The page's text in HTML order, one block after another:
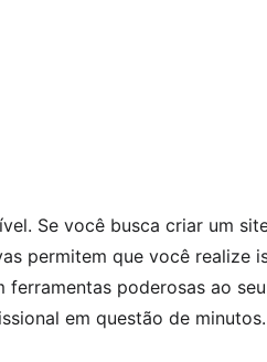
Se você busca criar um
permitem que você realize
poderosas ao
em questão de minutos.